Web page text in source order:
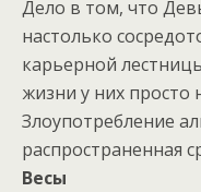
Дело в том, что
настолько
карьерной
жизни у них просто
Злоупотребление
распространенная
Весы